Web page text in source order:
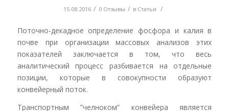
15.08.2016 / 0 Отзывы / в Статьи /
Поточно-декадное определение фосфора и калия в
почве при организации массовых анализов этих
показателей заключается в том, что весь
аналитический процесс разбивается на отдельные
позиции, которые в совокупности образуют
конвейерный поток.
Транспортным ”челноком” конвейера является